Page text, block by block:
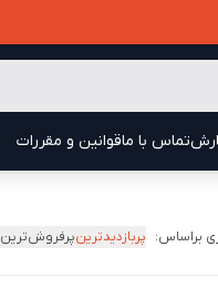
تماس با ماقوانین و مقررات
براساس: پربازدیدترینپرفروش‌ترین